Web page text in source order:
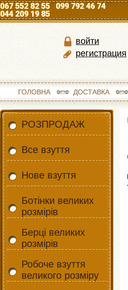
067 552 82 55 099 792 46 74
044 209 19 85
войти
регистрация
ГОЛОВНА ДОСТАВКА
РОЗПРОДАЖ
Все взуття
Нове взуття
Ботінки великих
розмірів
Берці великих
розмірів
Робоче взуття
великого розміру